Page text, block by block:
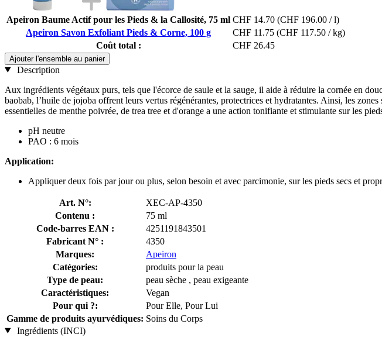
Apeiron Baume Actif pour les Pieds & la Callosité, 75 ml CHF 14.70 (CHF 196.00 / l)
Apeiron Savon Exfoliant Pieds & Corne, 100 g
CHF 11.75 (CHF 117.50 / kg)
Coût total :
CHF 26.45
Ajouter l'ensemble au panier
Description
Aux ingrédients végétaux purs, tels que l'écorce de saule et la sauge, il aide à réduire la cornée en
baobab, l’huile de jojoba offrent leurs vertus régénérantes, protectrices et hydratantes. Ainsi, les
essentielles de menthe poivrée, de trea tree et d'orange a une action tonifiante et stimulante sur les
pH neutre
PAO : 6 mois
Application:
Appliquer deux fois par jour ou plus, selon besoin et avec parcimonie, sur les pieds secs et
Art. N°:
XEC-AP-4350
Contenu :
75 ml
Code-barres EAN :
4251191843501
Fabricant N° :
4350
Marques:
Apeiron
Catégories:
produits pour la peau
Type de peau:
peau sèche , peau exigeante
Caractéristiques:
Vegan
Pour qui ?:
Pour Elle, Pour Lui
Gamme de produits ayurvédiques: Soins du Corps
Ingrédients (INCI)